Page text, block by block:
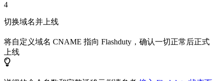
4
切换域名并上线
将自定义域名 CNAME 指向 Flashduty，确认一切正常后正式
上线